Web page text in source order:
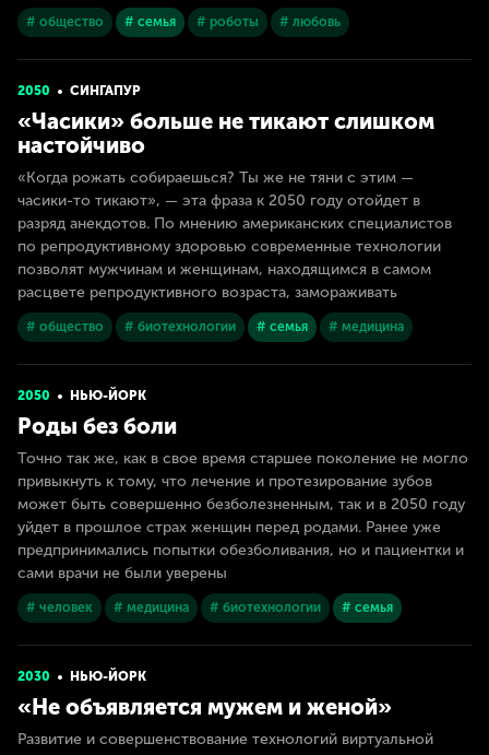
# общество # семья # роботы # любовь
2050 СИНГАПУР
«Часики» больше не тикают слишком
настойчиво
«Когда рожать собираешься? Ты же не тяни с этим —
часики-то тикают», — эта фраза к 2050 году отойдет в
разряд анекдотов. По мнению американских специалистов
по репродуктивному здоровью современные технологии
позволят мужчинам и женщинам, находящимся в самом
расцвете репродуктивного возраста, замораживать
# общество # биотехнологии # семья # медицина
2050 НЬЮ-ЙОРК
Роды без боли
Точно так же, как в свое время старшее поколение не могло
привыкнуть к тому, что лечение и протезирование зубов
может быть совершенно безболезненным, так и в 2050 году
уйдет в прошлое страх женщин перед родами. Ранее уже
предпринимались попытки обезболивания, но и пациентки и
сами врачи не были уверены
# человек # медицина # биотехнологии # семья
2030 НЬЮ-ЙОРК
«Не объявляется мужем и женой»
Развитие и совершенствование технологий виртуальной